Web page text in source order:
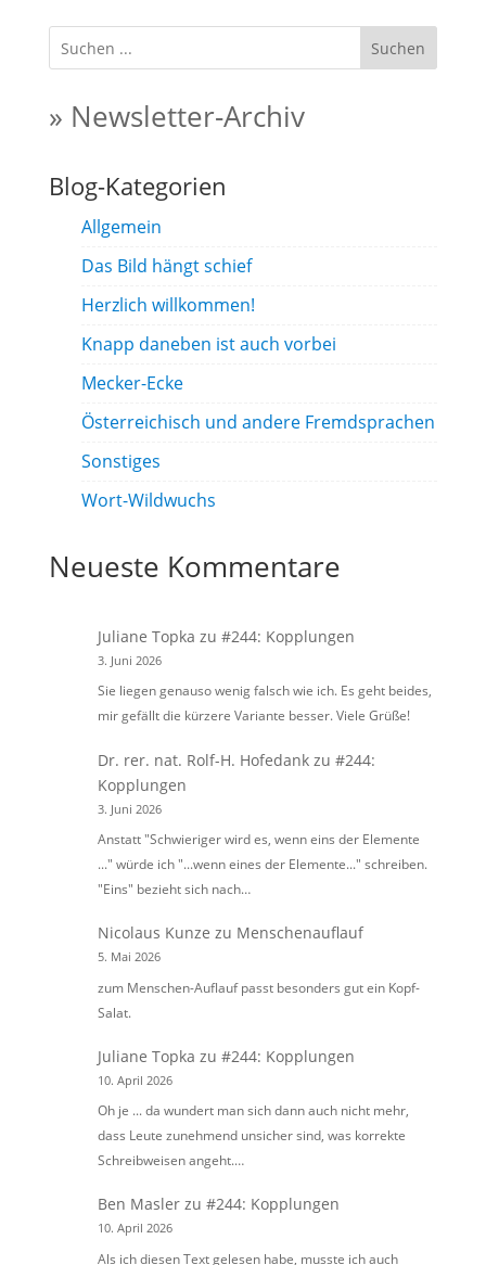
Suchen
» Newsletter-Archiv
Blog-Kategorien
Allgemein
Das Bild hängt schief
Herzlich willkommen!
Knapp daneben ist auch vorbei
Mecker-Ecke
Österreichisch und andere Fremdsprachen
Sonstiges
Wort-Wildwuchs
Neueste Kommentare
Juliane Topka zu#244: Kopplungen
3. Juni 2026
Sie liegen genauso wenig falsch wie ich. Es geht beides,
mir gefällt die kürzere Variante besser. Viele Grüße!
Dr. rer. nat. Rolf-H. Hofedank zu#244:
Kopplungen
3. Juni 2026
Anstatt "Schwieriger wird es, wenn eins der Elemente
..." würde ich "...wenn eines der Elemente..." schreiben.
"Eins" bezieht sich nach…
Nicolaus Kunze zu Menschenauflauf
5. Mai 2026
zum Menschen-Auflauf passt besonders gut ein Kopf-
Salat.
Juliane Topka zu#244: Kopplungen
10. April 2026
Oh je ... da wundert man sich dann auch nicht mehr,
dass Leute zunehmend unsicher sind, was korrekte
Schreibweisen angeht.…
Ben Masler zu#244: Kopplungen
10. April 2026
Als ich diesen Text gelesen habe, musste ich auch